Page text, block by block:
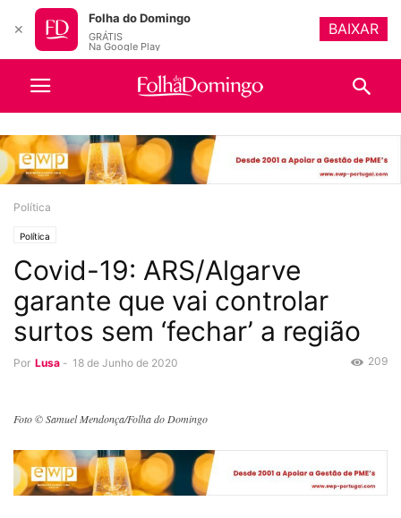
Política
Política
Covid-19: ARS/Algarve
garante que vai controlar
surtos sem ‘fechar’ a região
Por Lusa - 18 de Junho de 2020 209
Foto © Samuel Mendonça/Folha do Domingo
✕
Folha do Domingo
GRÁTIS
Na Google Play
BAIXAR